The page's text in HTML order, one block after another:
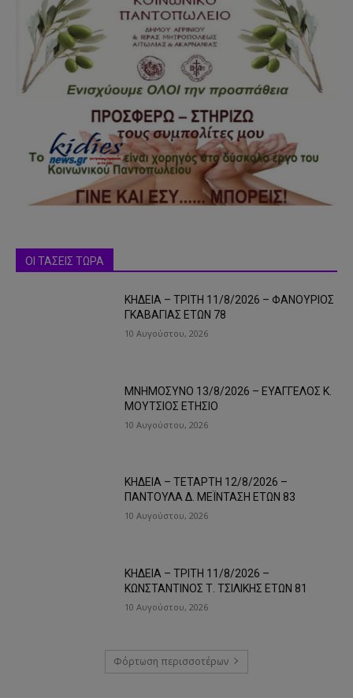
ΟΙ ΤΑΣΕΙΣ ΤΩΡΑ
ΚΗΔΕΙΑ – ΤΡΙΤΗ 11/8/2026 – ΦΑΝΟΥΡΙΟΣ
ΓΚΑΒΑΓΙΑΣ ΕΤΩΝ 78
10 Αυγούστου, 2026
ΜΝΗΜΟΣΥΝΟ 13/8/2026 – ΕΥΑΓΓΕΛΟΣ Κ.
ΜΟΥΤΣΙΟΣ ΕΤΗΣΙΟ
10 Αυγούστου, 2026
ΚΗΔΕΙΑ – ΤΕΤΑΡΤΗ 12/8/2026 –
ΠΑΝΤΟΥΛΑ Δ. ΜΕΪΝΤΑΣΗ ΕΤΩΝ 83
10 Αυγούστου, 2026
ΚΗΔΕΙΑ – ΤΡΙΤΗ 11/8/2026 –
ΚΩΝΣΤΑΝΤΙΝΟΣ Τ. ΤΣΙΛΙΚΗΣ ΕΤΩΝ 81
10 Αυγούστου, 2026
Φόρτωση περισσοτέρων